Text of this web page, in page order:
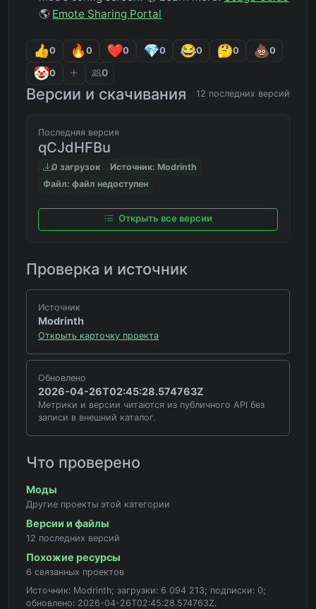
🌎 Emote Sharing Portal
0 0 0 0 0 0 0
0 0
Версии и скачивания 12 последних версий
Последняя версия
qCJdHFBu
0 загрузок
Источник: Modrinth
Файл: файл недоступен
Открыть все версии
Проверка и источник
Источник
Modrinth
Открыть карточку проекта
Обновлено
2026-04-26T02:45:28.574763Z
Метрики и версии читаются из публичного API без
записи в внешний каталог.
Что проверено
Моды
Другие проекты этой категории
Версии и файлы
12 последних версий
Похожие ресурсы
6 связанных проектов
Источник: Modrinth; загрузки: 6 094 213; подписки: 0;
обновлено: 2026-04-26T02:45:28.574763Z.